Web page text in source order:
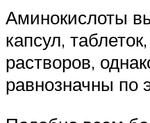
Аминокислоты
капсул,
растворов,
равнозначны по